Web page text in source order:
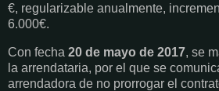
€, regularizable anualmente,
6.000€.
Con fecha 20 de mayo de 2017, se
la arrendataria, por el que se
arrendadora de no prorrogar el